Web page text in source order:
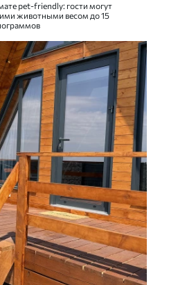
pet-friendly: гости могут
животными весом до 15